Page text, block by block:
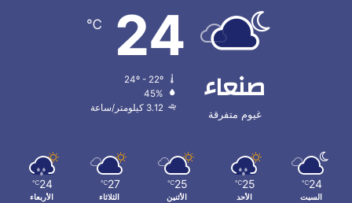
صنعاء
غيوم متفرقة
24
℃
45%
3.12 كيلومتر/ساعة
24
℃
السبت
25
℃
الأحد
25
℃
الأثنين
27
℃
الثلاثاء
24
℃
الأربعاء